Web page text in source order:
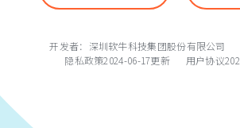
开发者：深圳软牛科技集团股份有限公司
隐私政策2024-06-17更新 用户协议